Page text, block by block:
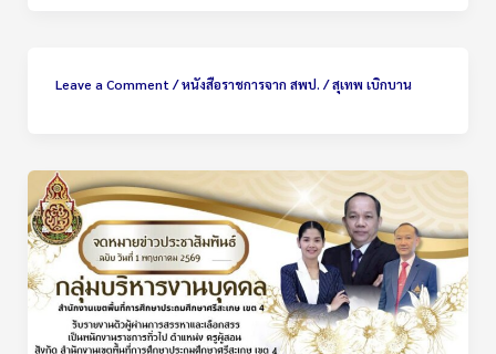
Leave a Comment /หนังสือราชการจาก สพป. /สุเทพ เบิกบาน